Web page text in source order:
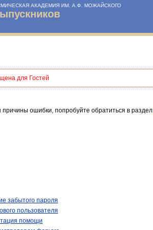
АКАДЕМИЯ ИМ. А.Ф. МОЖАЙСКОГО
для Гостей
ошибки, попробуйте обратиться в раздел
забытого пароля
пользователя
помощи